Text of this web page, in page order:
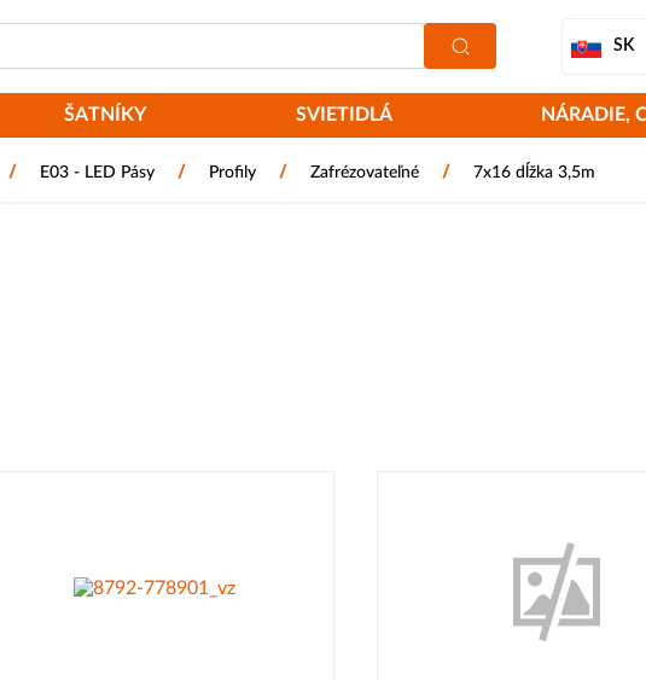
SK
ŠATNÍKY SVIETIDLÁ NÁRADIE,
/ E03 - LED Pásy / Profily / Zafrézovateľné / 7x16 dĺžka 3,5m